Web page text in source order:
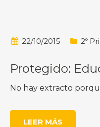
22/10/2015 2º
Protegido:
No hay extracto
LEER MÁS